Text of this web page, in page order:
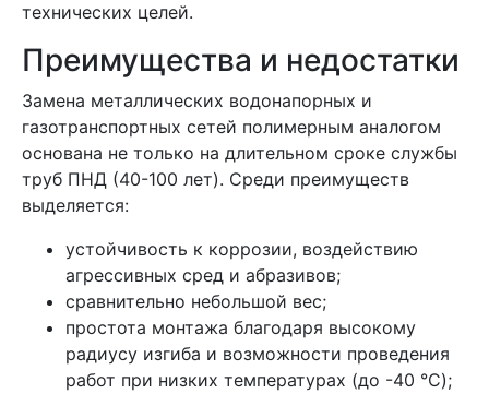
технических целей.
Преимущества и недостатки
Замена металлических водонапорных и
газотранспортных сетей полимерным аналогом
основана не только на длительном сроке службы
труб ПНД (40-100 лет). Среди преимуществ
выделяется:
устойчивость к коррозии, воздействию
агрессивных сред и абразивов;
сравнительно небольшой вес;
простота монтажа благодаря высокому
радиусу изгиба и возможности проведения
работ при низких температурах (до -40 °C);